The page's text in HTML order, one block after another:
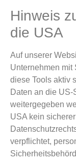
Hinweis
die USA
Auf unserer
Unternehmen mit
diese Tools aktiv
Daten an die
weitergegeben
USA kein
verpflichtet,